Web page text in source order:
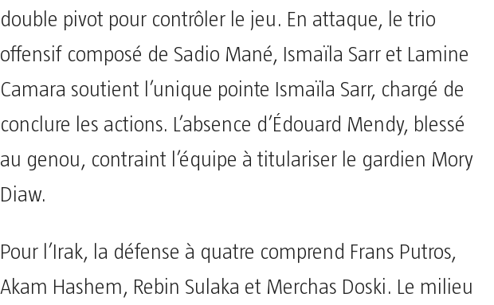
double pivot pour contrôler le jeu. En attaque, le trio
offensif composé de Sadio Mané, Ismaïla Sarr et Lamine
Camara soutient l’unique pointe Ismaïla Sarr, chargé de
conclure les actions. L’absence d’Édouard Mendy, blessé
au genou, contraint l’équipe à titulariser le gardien Mory
Diaw.
Pour l’Irak, la défense à quatre comprend Frans Putros,
Akam Hashem, Rebin Sulaka et Merchas Doski. Le milieu